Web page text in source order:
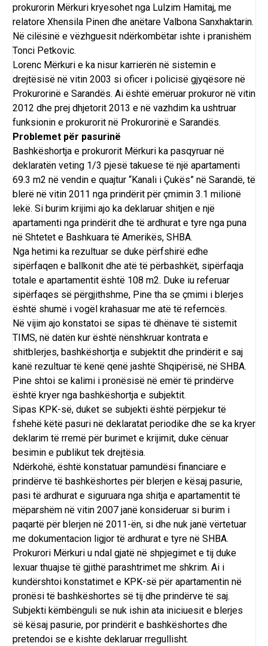
prokurorin Mërkuri kryesohet nga Lulzim Hamitaj, me
relatore Xhensila Pinen dhe anëtare Valbona Sanxhaktarin.
Në cilësinë e vëzhguesit ndërkombëtar ishte i pranishëm
Tonci Petkovic.
Lorenc Mërkuri e ka nisur karrierën në sistemin e
drejtësisë në vitin 2003 si oficer i policisë gjyqësore në
Prokurorinë e Sarandës. Ai është emëruar prokuror në vitin
2012 dhe prej dhjetorit 2013 e në vazhdim ka ushtruar
funksionin e prokurorit në Prokurorinë e Sarandës.
Problemet për pasurinë
Bashkëshortja e prokurorit Mërkuri ka pasqyruar në
deklaratën veting 1/3 pjesë takuese të një apartamenti
69.3 m2 në vendin e quajtur “Kanali i Çukës” në Sarandë, të
blerë në vitin 2011 nga prindërit për çmimin 3.1 milionë
lekë. Si burim krijimi ajo ka deklaruar shitjen e një
apartamenti nga prindërit dhe të ardhurat e tyre nga puna
në Shtetet e Bashkuara të Amerikës, SHBA.
Nga hetimi ka rezultuar se duke përfshirë edhe
sipërfaqen e ballkonit dhe atë të përbashkët, sipërfaqja
totale e apartamentit është 108 m2. Duke iu referuar
sipërfaqes së përgjithshme, Pine tha se çmimi i blerjes
është shumë i vogël krahasuar me atë të referncës.
Në vijim ajo konstatoi se sipas të dhënave të sistemit
TIMS, në datën kur është nënshkruar kontrata e
shitblerjes, bashkëshortja e subjektit dhe prindërit e saj
kanë rezultuar të kenë qenë jashtë Shqipërisë, në SHBA.
Pine shtoi se kalimi i pronësisë në emër të prindërve
është kryer nga bashkëshortja e subjektit.
Sipas KPK-së, duket se subjekti është përpjekur të
fshehë këtë pasuri në deklaratat periodike dhe se ka kryer
deklarim të rremë për burimet e krijimit, duke cënuar
besimin e publikut tek drejtësia.
Ndërkohë, është konstatuar pamundësi financiare e
prindërve të bashkëshortes për blerjen e kësaj pasurie,
pasi të ardhurat e siguruara nga shitja e apartamentit të
mëparshëm në vitin 2007 janë konsideruar si burim i
paqartë për blerjen në 2011-ën, si dhe nuk janë vërtetuar
me dokumentacion ligjor të ardhurat e tyre në SHBA.
Prokurori Mërkuri u ndal gjatë në shpjegimet e tij duke
lexuar thuajse të gjithë parashtrimet me shkrim. Ai i
kundërshtoi konstatimet e KPK-së për apartamentin në
pronësi të bashkëshortes së tij dhe prindërve të saj.
Subjekti këmbënguli se nuk ishin ata iniciuesit e blerjes
së kësaj pasurie, por prindërit e bashkëshortes dhe
pretendoi se e kishte deklaruar rregullisht.